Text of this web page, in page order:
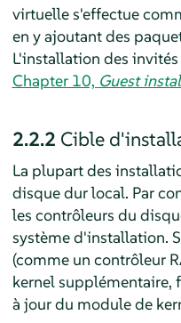
virtuelle s'effectue
en y ajoutant des
L'installation des
Chapter 10, Guest
2.2.2 Cible
La plupart des
disque dur local. Par
les contrôleurs du
système d'installation.
(comme un contrôleur
kernel supplémentaire,
à jour du module de